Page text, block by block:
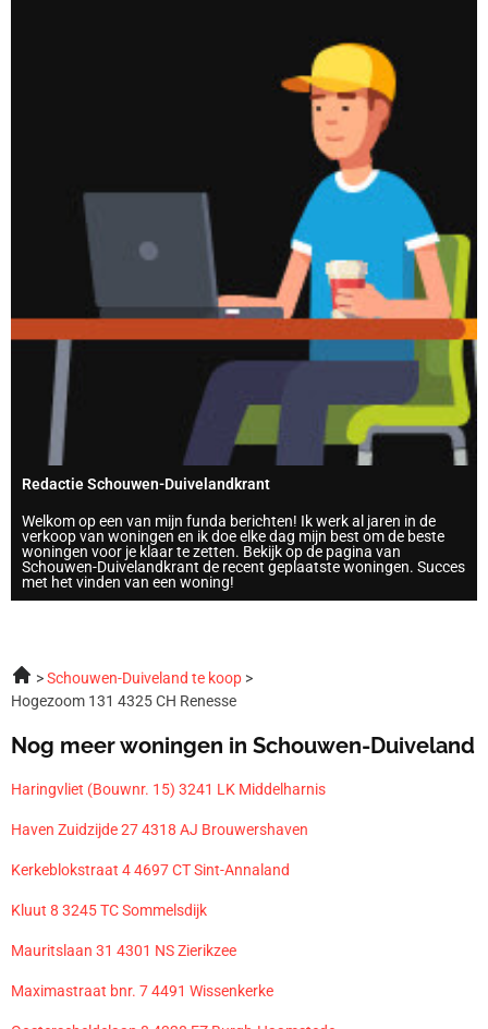
Redactie Schouwen-Duivelandkrant
Welkom op een van mijn funda berichten! Ik werk al jaren in de
verkoop van woningen en ik doe elke dag mijn best om de beste
woningen voor je klaar te zetten. Bekijk op de pagina van
Schouwen-Duivelandkrant de recent geplaatste woningen. Succes
met het vinden van een woning!
Schouwen-Duiveland te koop
Hogezoom 131 4325 CH Renesse
Nog meer woningen in Schouwen-Duiveland
Haringvliet (Bouwnr. 15) 3241 LK Middelharnis
Haven Zuidzijde 27 4318 AJ Brouwershaven
Kerkeblokstraat 4 4697 CT Sint-Annaland
Kluut 8 3245 TC Sommelsdijk
Mauritslaan 31 4301 NS Zierikzee
Maximastraat bnr. 7 4491 Wissenkerke